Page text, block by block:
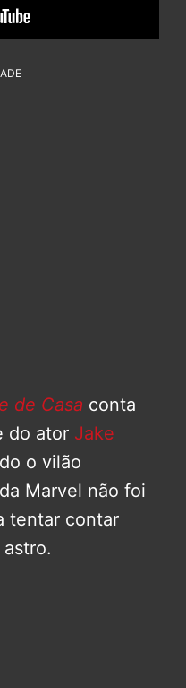
de Casa conta
do ator Jake
o vilão
Marvel não foi
tentar contar